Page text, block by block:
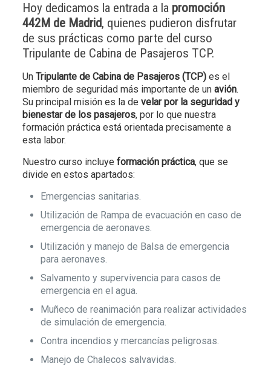
Hoy dedicamos la entrada a la promoción
442M de Madrid, quienes pudieron disfrutar
de sus prácticas como parte del curso
Tripulante de Cabina de Pasajeros TCP.
Un Tripulante de Cabina de Pasajeros (TCP)es el
miembro de seguridad más importante de un avión.
Su principal misión es la de velar por la seguridad y
bienestar de los pasajeros, por lo que nuestra
formación práctica está orientada precisamente a
esta labor.
Nuestro curso incluye formación práctica, que se
divide en estos apartados:
Emergencias sanitarias.
Utilización de Rampa de evacuación en caso de
emergencia de aeronaves.
Utilización y manejo de Balsa de emergencia
para aeronaves.
Salvamento y supervivencia para casos de
emergencia en el agua.
Muñeco de reanimación para realizar actividades
de simulación de emergencia.
Contra incendios y mercancías peligrosas.
Manejo de Chalecos salvavidas.